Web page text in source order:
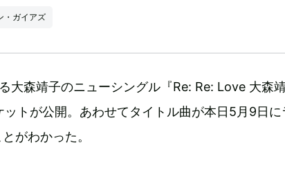
・ガイアズ
大森靖子のニューシングル『Re: Re: Love 大森
トが公開。あわせてタイトル曲が本日5月9日に
がわかった。